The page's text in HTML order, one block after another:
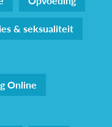
& seksualiteit
Online